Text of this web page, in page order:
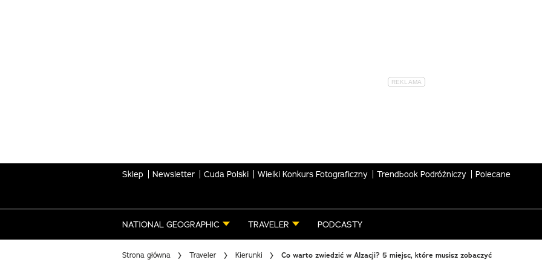
Sklep Newsletter Cuda Polski Wielki Konkurs Fotograficzny Trendbook Podróżniczy Polecane
NATIONAL GEOGRAPHIC TRAVELER PODCASTY
Strona główna Traveler Kierunki Co warto zwiedzić w Alzacji? 5 miejsc, które musisz zobaczyć